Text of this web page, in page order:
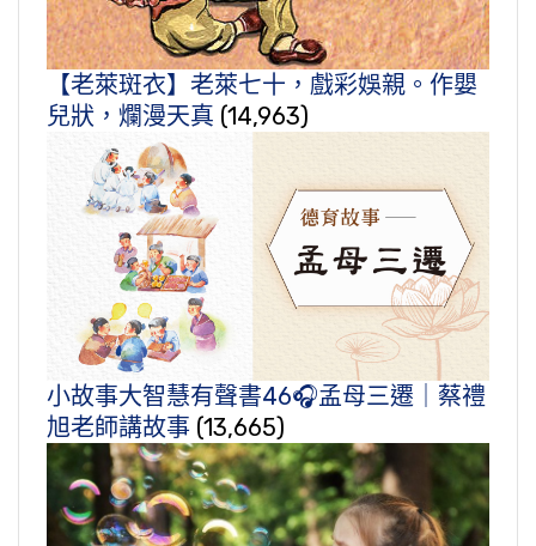
【老萊斑衣】老萊七十，戲彩娛親。作嬰
兒狀，爛漫天真 (14,963)
小故事大智慧有聲書46🎧孟母三遷｜蔡禮
旭老師講故事 (13,665)